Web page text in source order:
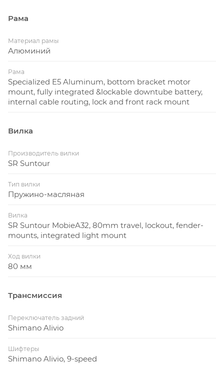
Рама
Материал рамы
Алюминий
Рама
Specialized E5 Aluminum, bottom bracket motor
mount, fully integrated &lockable downtube battery,
internal cable routing, lock and front rack mount
Вилка
Производитель вилки
SR Suntour
Тип вилки
Пружино-масляная
Вилка
SR Suntour MobieA32, 80mm travel, lockout, fender-
mounts, integrated light mount
Ход вилки
80 мм
Трансмиссия
Переключатель задний
Shimano Alivio
Шифтеры
Shimano Alivio, 9-speed